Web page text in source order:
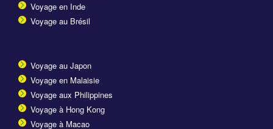
Voyage en Inde
Voyage au Brésil
Voyage au Japon
Voyage en Malaisie
Voyage aux Philippines
Voyage à Hong Kong
Voyage à Macao